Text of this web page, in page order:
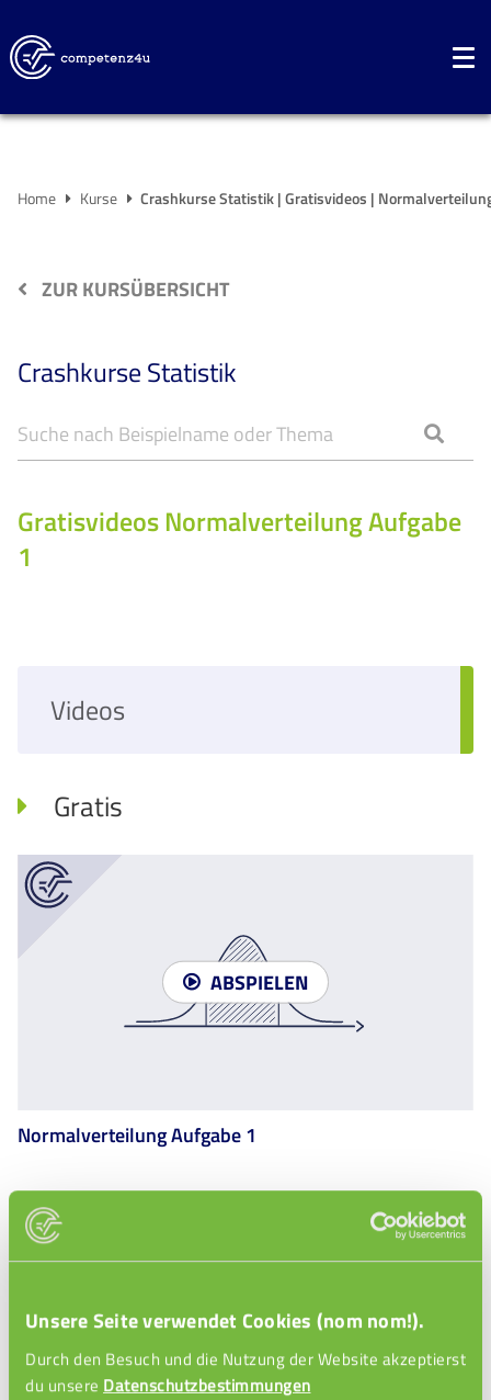
Unsere Seite verwendet Cookies (nom nom!).
Durch den Besuch und die Nutzung der Website akzeptierst
du unsere Datenschutzbestimmungen
Home Kurse Crashkurse Statistik | Gratisvideos |
ZUR KURSÜBERSICHT
Crashkurse Statistik
GratisvideosNormalverteilung Aufgabe
1
Videos
Gratis
ABSPIELEN
Normalverteilung Aufgabe 1
Normalverteilung Aufgabe 1
Wie löst man eine Aufgabe zur Normalverteilung? In
durch und zeigen dir, wie du Wahrscheinlichkeiten mit
Hilfe der Normalverteilung bestimmst – Schritt für
Schritt und leicht verständlich!
MEHR ...